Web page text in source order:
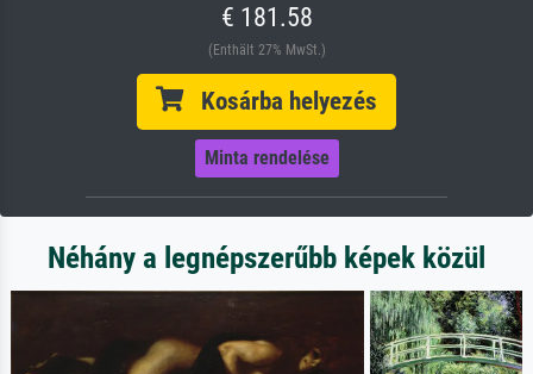
€ 181.58
(Enthält 27% MwSt.)
Kosárba helyezés
Minta rendelése
Néhány a legnépszerűbb képek közül